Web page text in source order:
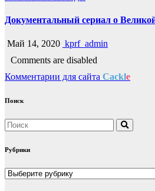
Документальный сериал о
Май 14, 2020 kprf_admin
Comments are disabled
Комментарии для сайта Cackle
Поиск
Рубрики
Рубрики